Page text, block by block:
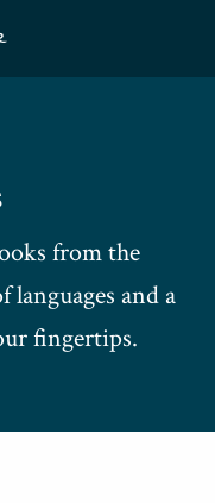
from the
and a
fingertips.